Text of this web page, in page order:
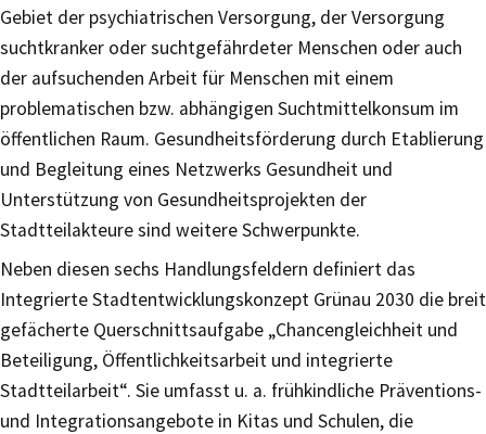
Gebiet der psychiatrischen Versorgung, der Versorgung
suchtkranker oder suchtgefährdeter Menschen oder auch
der aufsuchenden Arbeit für Menschen mit einem
problematischen bzw. abhängigen Suchtmittelkonsum im
öffentlichen Raum. Gesundheitsförderung durch Etablierung
und Begleitung eines Netzwerks Gesundheit und
Unterstützung von Gesundheitsprojekten der
Stadtteilakteure sind weitere Schwerpunkte.
Neben diesen sechs Handlungsfeldern definiert das
Integrierte Stadtentwicklungskonzept Grünau 2030 die breit
gefächerte Querschnittsaufgabe „Chancengleichheit und
Beteiligung, Öffentlichkeitsarbeit und integrierte
Stadtteilarbeit“. Sie umfasst u. a. frühkindliche Präventions-
und Integrationsangebote in Kitas und Schulen, die